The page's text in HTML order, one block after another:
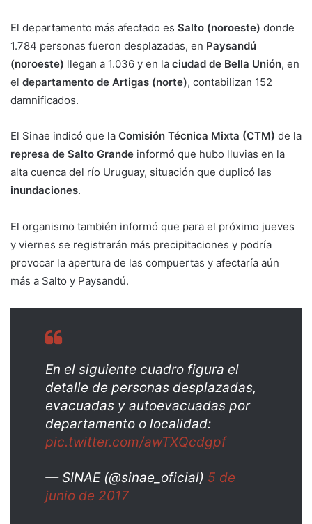
El departamento más afectado es Salto (noroeste) donde
1.784 personas fueron desplazadas, en Paysandú
(noroeste) llegan a 1.036 y en la ciudad de Bella Unión, en
el departamento de Artigas (norte), contabilizan 152
damnificados.
El Sinae indicó que la Comisión Técnica Mixta (CTM) de la
represa de Salto Grande informó que hubo lluvias en la
alta cuenca del río Uruguay, situación que duplicó las
inundaciones.
El organismo también informó que para el próximo jueves
y viernes se registrarán más precipitaciones y podría
provocar la apertura de las compuertas y afectaría aún
más a Salto y Paysandú.
En el siguiente cuadro figura el
detalle de personas desplazadas,
evacuadas y autoevacuadas por
departamento o localidad:
pic.twitter.com/awTXQcdgpf
— SINAE (@sinae_oficial) 5 de
junio de 2017